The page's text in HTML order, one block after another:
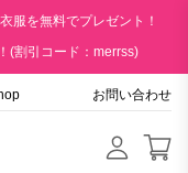
服を無料でプレゼント！
(割引コード：merrss)
お問い合わせ